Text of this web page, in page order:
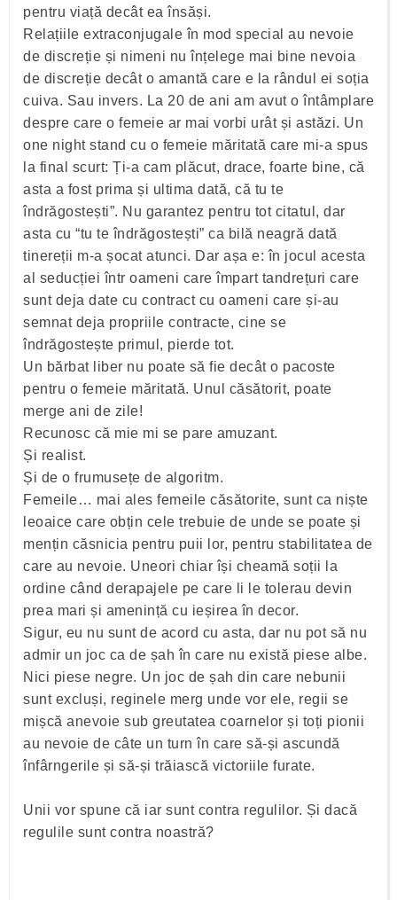
pentru viață decât ea însăși.
Relațiile extraconjugale în mod special au nevoie
de discreție și nimeni nu înțelege mai bine nevoia
de discreție decât o amantă care e la rândul ei soția
cuiva. Sau invers. La 20 de ani am avut o întâmplare
despre care o femeie ar mai vorbi urât și astăzi. Un
one night stand cu o femeie măritată care mi-a spus
la final scurt: Ți-a cam plăcut, drace, foarte bine, că
asta a fost prima și ultima dată, că tu te
îndrăgostești”. Nu garantez pentru tot citatul, dar
asta cu “tu te îndrăgostești” ca bilă neagră dată
tinereții m-a șocat atunci. Dar așa e: în jocul acesta
al seducției într oameni care împart tandrețuri care
sunt deja date cu contract cu oameni care și-au
semnat deja propriile contracte, cine se
îndrăgostește primul, pierde tot.
Un bărbat liber nu poate să fie decât o pacoste
pentru o femeie măritată. Unul căsătorit, poate
merge ani de zile!
Recunosc că mie mi se pare amuzant.
Și realist.
Și de o frumusețe de algoritm.
Femeile… mai ales femeile căsătorite, sunt ca niște
leoaice care obțin cele trebuie de unde se poate și
mențin căsnicia pentru puii lor, pentru stabilitatea de
care au nevoie. Uneori chiar își cheamă soții la
ordine când derapajele pe care li le tolerau devin
prea mari și amenință cu ieșirea în decor.
Sigur, eu nu sunt de acord cu asta, dar nu pot să nu
admir un joc ca de șah în care nu există piese albe.
Nici piese negre. Un joc de șah din care nebunii
sunt excluși, reginele merg unde vor ele, regii se
mișcă anevoie sub greutatea coarnelor și toți pionii
au nevoie de câte un turn în care să-și ascundă
înfârngerile și să-și trăiască victoriile furate.
Unii vor spune că iar sunt contra regulilor. Și dacă
regulile sunt contra noastră?